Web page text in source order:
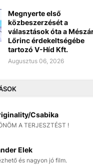
Megnyerte első
közbeszerzését a
választások óta a
Lőrinc érdekeltségébe
tartozó V-Híd Kft.
Augusztus 06, 2026
Csabika
A TERJESZTÉST !
Elek
és nagyon jó film.